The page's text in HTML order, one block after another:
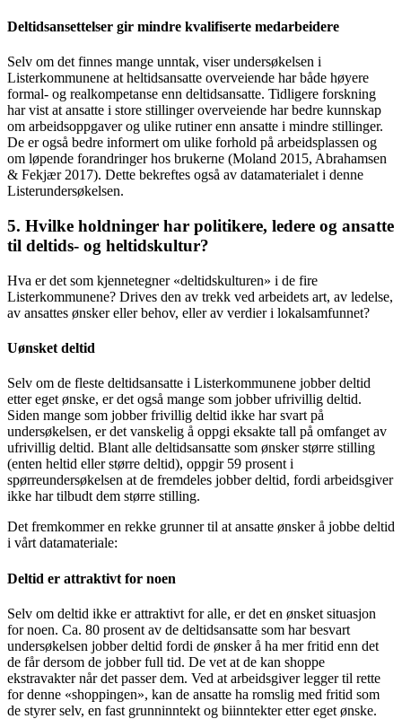
Deltidsansettelser gir mindre kvalifiserte medarbeidere
Selv om det finnes mange unntak, viser undersøkelsen i
Listerkommunene at heltidsansatte overveiende har både høyere
formal- og realkompetanse enn deltidsansatte. Tidligere forskning
har vist at ansatte i store stillinger overveiende har bedre kunnskap
om arbeidsoppgaver og ulike rutiner enn ansatte i mindre stillinger.
De er også bedre informert om ulike forhold på arbeidsplassen og
om løpende forandringer hos brukerne (Moland 2015, Abrahamsen
& Fekjær 2017). Dette bekreftes også av datamaterialet i denne
Listerundersøkelsen.
5. Hvilke holdninger har politikere, ledere og ansatte
til deltids- og heltidskultur?
Hva er det som kjennetegner «deltidskulturen» i de fire
Listerkommunene? Drives den av trekk ved arbeidets art, av ledelse,
av ansattes ønsker eller behov, eller av verdier i lokalsamfunnet?
Uønsket deltid
Selv om de fleste deltidsansatte i Listerkommunene jobber deltid
etter eget ønske, er det også mange som jobber ufrivillig deltid.
Siden mange som jobber frivillig deltid ikke har svart på
undersøkelsen, er det vanskelig å oppgi eksakte tall på omfanget av
ufrivillig deltid. Blant alle deltidsansatte som ønsker større stilling
(enten heltid eller større deltid), oppgir 59 prosent i
spørreundersøkelsen at de fremdeles jobber deltid, fordi arbeidsgiver
ikke har tilbudt dem større stilling.
Det fremkommer en rekke grunner til at ansatte ønsker å jobbe deltid
i vårt datamateriale:
Deltid er attraktivt for noen
Selv om deltid ikke er attraktivt for alle, er det en ønsket situasjon
for noen. Ca. 80 prosent av de deltidsansatte som har besvart
undersøkelsen jobber deltid fordi de ønsker å ha mer fritid enn det
de får dersom de jobber full tid. De vet at de kan shoppe
ekstravakter når det passer dem. Ved at arbeidsgiver legger til rette
for denne «shoppingen», kan de ansatte ha romslig med fritid som
de styrer selv, en fast grunninntekt og biinntekter etter eget ønske.